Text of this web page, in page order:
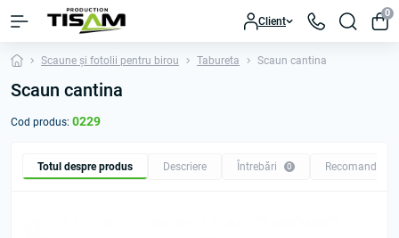
Client
0
Scaune și fotolii pentru birou Tabureta Scaun cantina
Scaun cantina
Cod produs: 0229
Totul despre produs Descriere Întrebări 0 Recomandăm